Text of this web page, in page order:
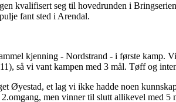
kvalifisert seg til hovedrunden i
fant sted i Arendal.
kjenning - Nordstrand - i første kamp.
så vi vant kampen med 3 mål. Tøff og
Øyestad, et lag vi ikke hadde noen
men vinner til slutt allikevel med